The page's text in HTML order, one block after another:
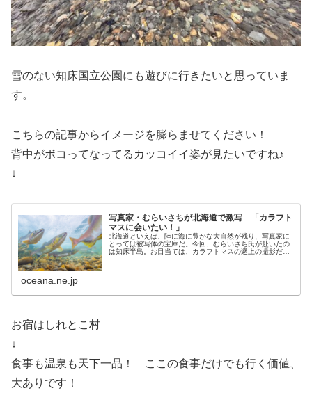
雪のない知床国立公園にも遊びに行きたいと思っていま
す。
こちらの記事からイメージを膨らませてください！
背中がボコってなってるカッコイイ姿が見たいですね♪
↓
写真家・むらいさちが北海道で激写 「カラフト
マスに会いたい！」
北海道といえば、陸に海に豊かな大自然が残り、写真家に
とっては被写体の宝庫だ。今回、むらいさち氏が赴いたの
は知床半島。お目当ては、カラフトマスの遡上の撮影だと
oceana.ne.jp
お宿はしれとこ村
↓
食事も温泉も天下一品！ ここの食事だけでも行く価値、
大ありです！